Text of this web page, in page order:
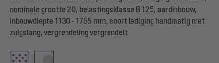
nominale grootte 20, belastingsklasse B 125, aardinbouw,
inbouwdiepte 1130 - 1755 mm, soort lediging handmatig met
zuigslang, vergrendeling vergrendelt